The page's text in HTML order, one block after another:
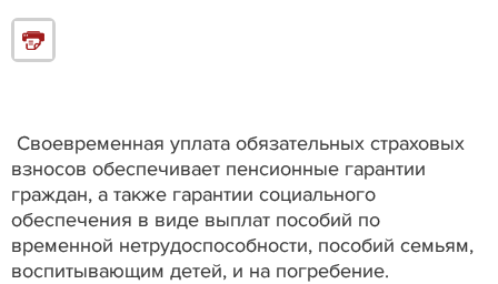
Своевременная уплата обязательных страховых
взносов обеспечивает пенсионные гарантии
граждан, а также гарантии социального
обеспечения в виде выплат пособий по
временной нетрудоспособности, пособий семьям,
воспитывающим детей, и на погребение.